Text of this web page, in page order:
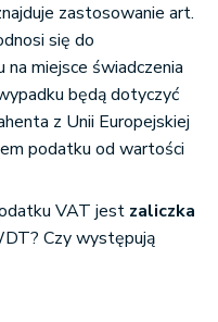
zastosowanie art.
się do
miejsce świadczenia
będą dotyczyć
z Unii Europejskiej
podatku od wartości
VAT jest zaliczka
Czy występują